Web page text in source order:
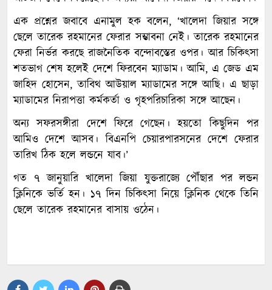
এক প্রশ্নের জবাবে এনামুল হক বলেন, ‘খালেদা জিয়ার সঙ্গে
ছেলে তারেক রহমানের ফেরার সম্ভাবনা নেই। তারেক রহমানের
ফেরা নির্ভর করছে রাজনৈতিক বন্দোবস্তের ওপর। আর চিকিৎসা
শতভাগ শেষ হলেই দেশে ফিরবেন ম্যাডাম। আমি, এ জেড এম
জাহিদ হোসেন, তাবিথ আউয়াল ম্যাডামের সঙ্গে আছি। এ ছাড়া
ম্যাডামের নিরাপত্তা কর্মকর্তা ও গৃহপরিচারিকা সঙ্গে আছেন।
অন্য সফরসঙ্গীরা দেশে ফিরে গেছেন। হয়তো কিছুদিন পর
আমিও দেশে আসব। বিএনপি চেয়ারপারসনের দেশে ফেরার
তারিখ ঠিক হলে লন্ডনে যাব।’
গত ৭ জানুয়ারি খালেদা জিয়া যুক্তরাজ্যে পৌঁছার পর লন্ডন
ক্লিনিকে ভর্তি হন। ১৭ দিন চিকিৎসা নিয়ে ক্লিনিক থেকে তিনি
ছেলে তারেক রহমানের বাসায় ওঠেন।